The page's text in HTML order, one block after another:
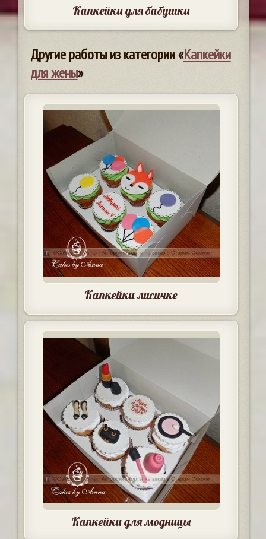
Капкейки для бабушки
Другие работы из категории «Капкейки
для жены»
Капкейки лисичке
Капкейки для модницы